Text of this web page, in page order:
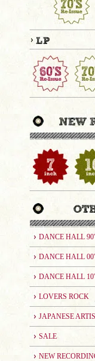
DANCE HALL
DANCE HALL
DANCE HALL
LOVERS ROCK
JAPANESE
SALE
NEW